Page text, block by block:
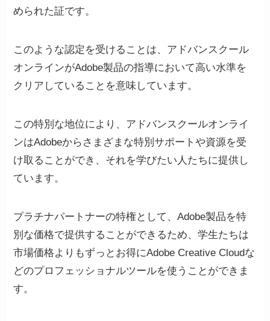
められた証です。
このような認定を受けることは、アドバンスクール
オンラインがAdobe製品の指導において高い水準を
クリアしていることを意味しています。
この特別な地位により、アドバンスクールオンライ
ンはAdobeからさまざまな特別サポートや資源を受
け取ることができ、それを学びたい人たちに提供し
ています。
プラチナパートナーの特権として、Adobe製品を特
別な価格で提供することができるため、学生たちは
市場価格よりもずっとお得にAdobe Creative Cloudな
どのプロフェッショナルツールを使うことができま
す。